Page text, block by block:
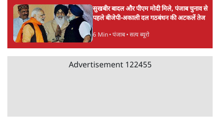
सुखबीर बादल और पीएम मोदी मिले, पंजाब चुनाव से
पहले बीजेपी-अकाली दल गठबंधन की अटकलें तेज
6 Min• पंजाब• सत्य ब्यूरो
Advertisement 122455